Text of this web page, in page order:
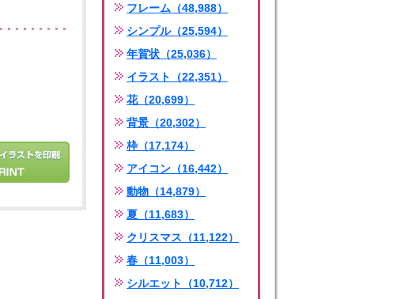
フレーム（48,988）
シンプル（25,594）
年賀状（25,036）
イラスト（22,351）
花（20,699）
背景（20,302）
枠（17,174）
アイコン（16,442）
動物（14,879）
夏（11,683）
クリスマス（11,122）
春（11,003）
シルエット（10,712）